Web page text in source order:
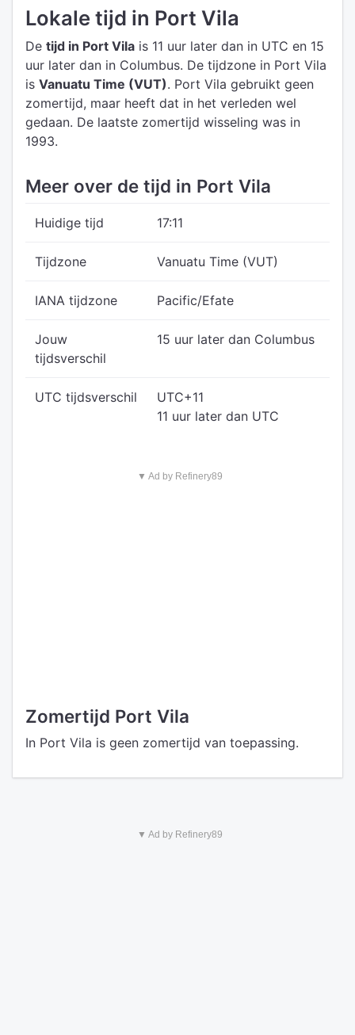
Lokale tijd in Port Vila
De tijd in Port Vila is 11 uur later dan in UTC en 15
uur later dan in Columbus. De tijdzone in Port Vila
is Vanuatu Time (VUT). Port Vila gebruikt geen
zomertijd, maar heeft dat in het verleden wel
gedaan. De laatste zomertijd wisseling was in
1993.
Meer over de tijd in Port Vila
Huidige tijd 17:11
Tijdzone Vanuatu Time (VUT)
IANA tijdzone Pacific/Efate
Jouw
tijdsverschil
15 uur later dan Columbus
UTC tijdsverschil
UTC+11
11 uur later dan UTC
▼ Ad by Refinery89
Zomertijd Port Vila
In Port Vila is geen zomertijd van toepassing.
▼ Ad by Refinery89